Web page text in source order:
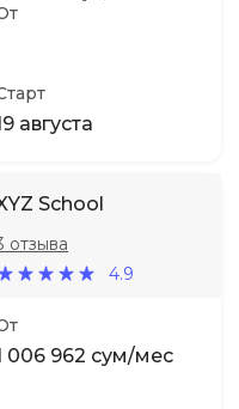
августа
School
4.9
отзыва
006 962 сум/мес